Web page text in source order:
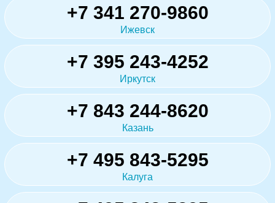
+7 341 270-9860
Ижевск
+7 395 243-4252
Иркутск
+7 843 244-8620
Казань
+7 495 843-5295
Калуга